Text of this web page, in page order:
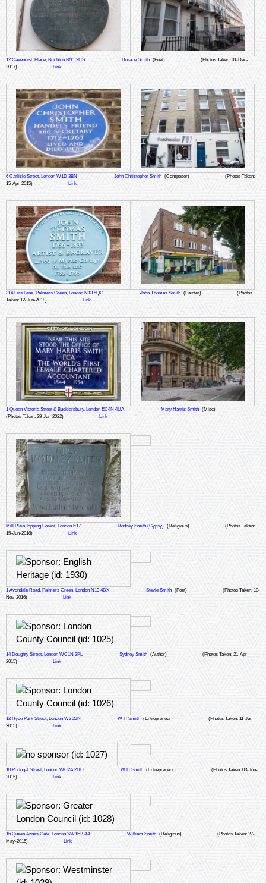
12 Cavendish Place, Brighton BN1 2HS Horace Smith (Poet)
(Photos Taken: 01-Dec-
2017)
Link
6 Carlisle Street, London W1D 3BN John Christopher Smith (Composer)
(Photos Taken:
15-Apr-2015)
Link
314 Firs Lane, Palmers Green, London N13 5QG John Thomas Smith (Painter)
(Photos
Taken: 12-Jun-2018)
Link
1 Queen Victoria Street & Bucklersbury, London EC4N 4UA Mary Harris Smith (Misc)
(Photos Taken: 29-Jun-2022)
Link
Mill Plain, Epping Forest, London E17 Rodney Smith (Gypsy) (Religious)
(Photos Taken:
15-Jun-2018)
Link
1 Avondale Road, Palmers Green, London N13 4DX Stevie Smith (Poet)
(Photos Taken: 10-
Nov-2016)
Link
14 Doughty Street, London WC1N 2PL Sydney Smith (Author)
(Photos Taken: 21-Apr-
2015)
Link
12 Hyde Park Street, London W2 2JN W H Smith (Entrepreneur)
(Photos Taken: 11-Jun-
2015)
Link
10 Portugal Street, London WC2A 2HD W H Smith (Entrepreneur)
(Photos Taken: 03-Jun-
2015)
Link
16 Queen Annes Gate, London SW1H 9AA William Smith (Religious)
(Photos Taken: 27-
May-2015)
Link